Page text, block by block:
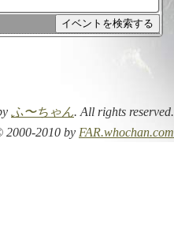
ふ〜ちゃん. All rights reserved.
2000-2010 by FAR.whochan.com